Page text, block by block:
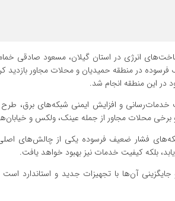
انرژی در استان گیلان، مسعود صادقی
در منطقه حمیدیان و محلات مجاور بازدید
در این منطقه انجام شد.
برخی محلات مجاور از جمله عینک، ولکس و
فشار ضعیف فرسوده یکی از چالش‌های اصلی
بلکه کیفیت خدمات نیز بهبود خواهد یافت.
جایگزینی آن‌ها با تجهیزات جدید و استاندارد